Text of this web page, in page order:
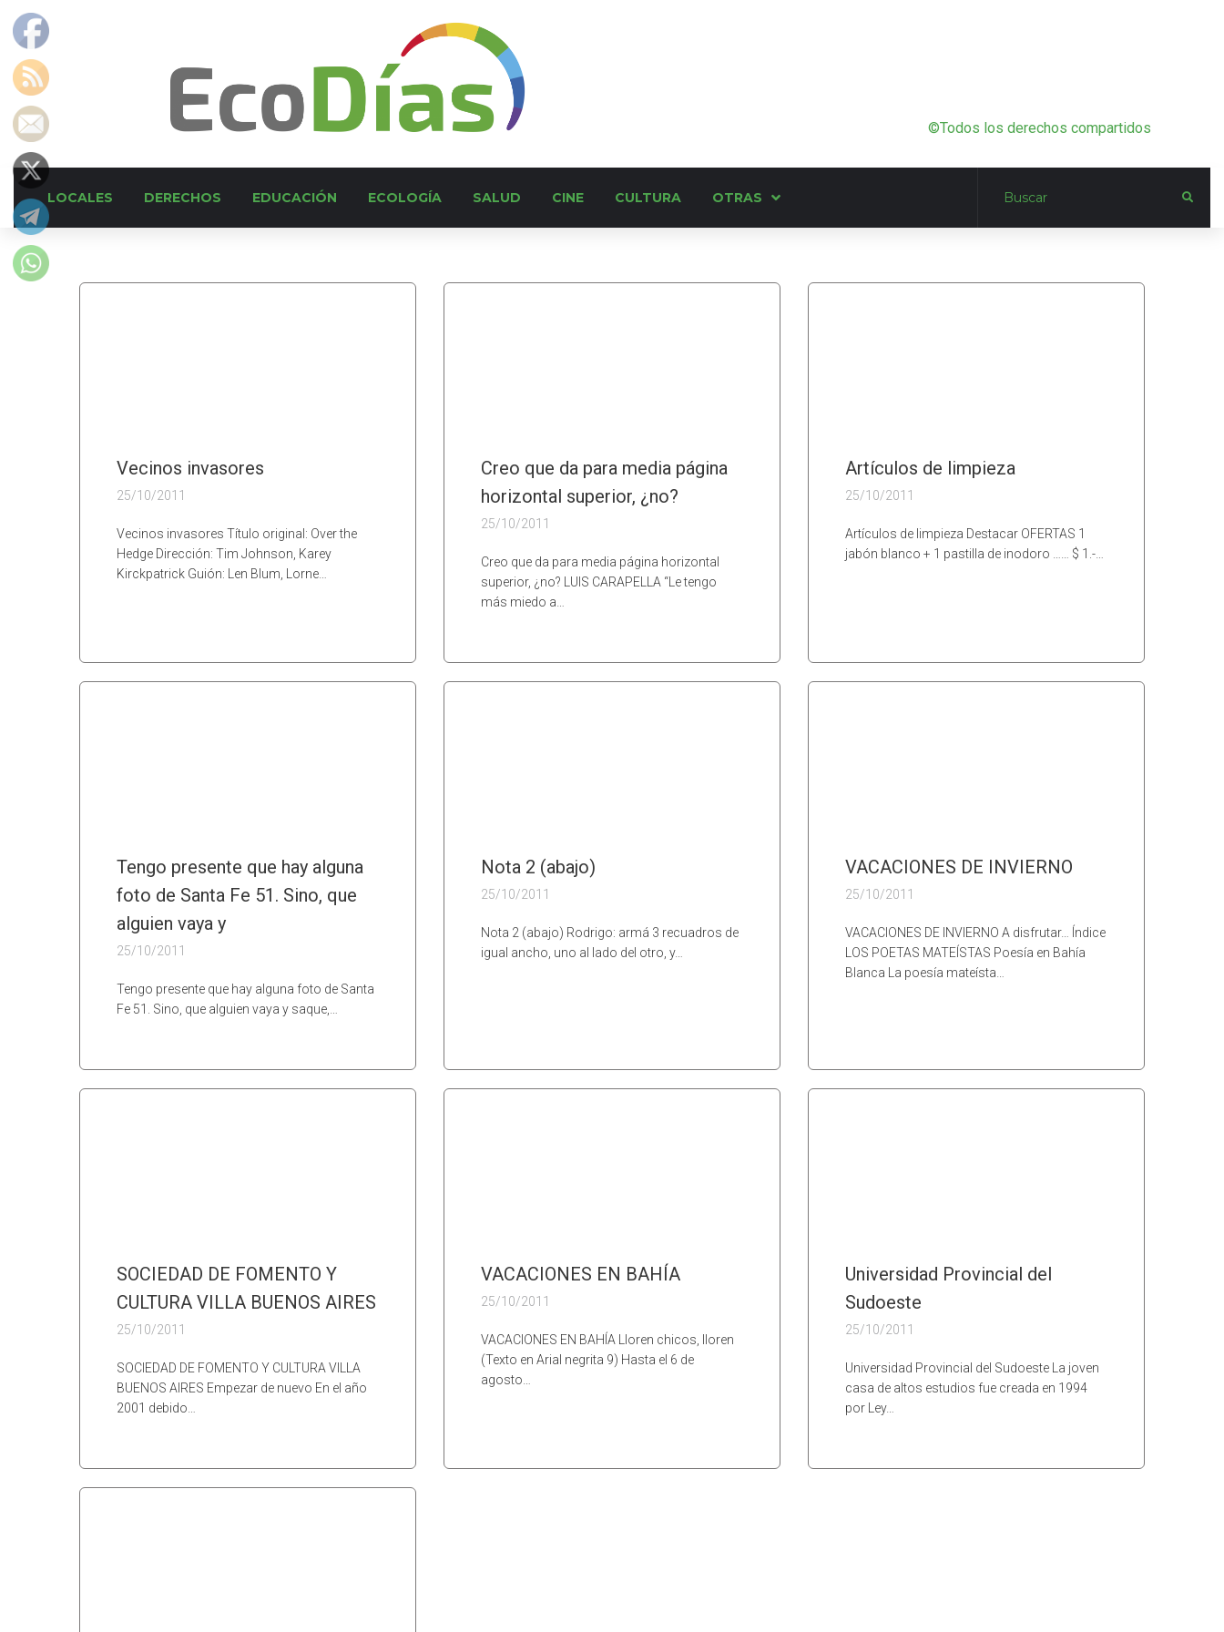
©Todos los derechos compartidos
LOCALES DERECHOS EDUCACIÓN ECOLOGÍA SALUD CINE CULTURA OTRAS
Vecinos invasores
25/10/2011
Vecinos invasores Título original: Over the
Hedge Dirección: Tim Johnson, Karey
Kirckpatrick Guión: Len Blum, Lorne…
Creo que da para media página
horizontal superior, ¿no?
25/10/2011
Creo que da para media página horizontal
superior, ¿no? LUIS CARAPELLA “Le tengo
más miedo a…
Artículos de limpieza
25/10/2011
Artículos de limpieza Destacar OFERTAS 1
jabón blanco + 1 pastilla de inodoro …… $ 1.-…
Tengo presente que hay alguna
foto de Santa Fe 51. Sino, que
alguien vaya y
25/10/2011
Tengo presente que hay alguna foto de Santa
Fe 51. Sino, que alguien vaya y saque,…
Nota 2 (abajo)
25/10/2011
Nota 2 (abajo) Rodrigo: armá 3 recuadros de
igual ancho, uno al lado del otro, y…
VACACIONES DE INVIERNO
25/10/2011
VACACIONES DE INVIERNO A disfrutar… Índice
LOS POETAS MATEÍSTAS Poesía en Bahía
Blanca La poesía mateísta…
SOCIEDAD DE FOMENTO Y
CULTURA VILLA BUENOS AIRES
25/10/2011
SOCIEDAD DE FOMENTO Y CULTURA VILLA
BUENOS AIRES Empezar de nuevo En el año
2001 debido…
VACACIONES EN BAHÍA
25/10/2011
VACACIONES EN BAHÍA Lloren chicos, lloren
(Texto en Arial negrita 9) Hasta el 6 de
agosto…
Universidad Provincial del
Sudoeste
25/10/2011
Universidad Provincial del Sudoeste La joven
casa de altos estudios fue creada en 1994
por Ley…